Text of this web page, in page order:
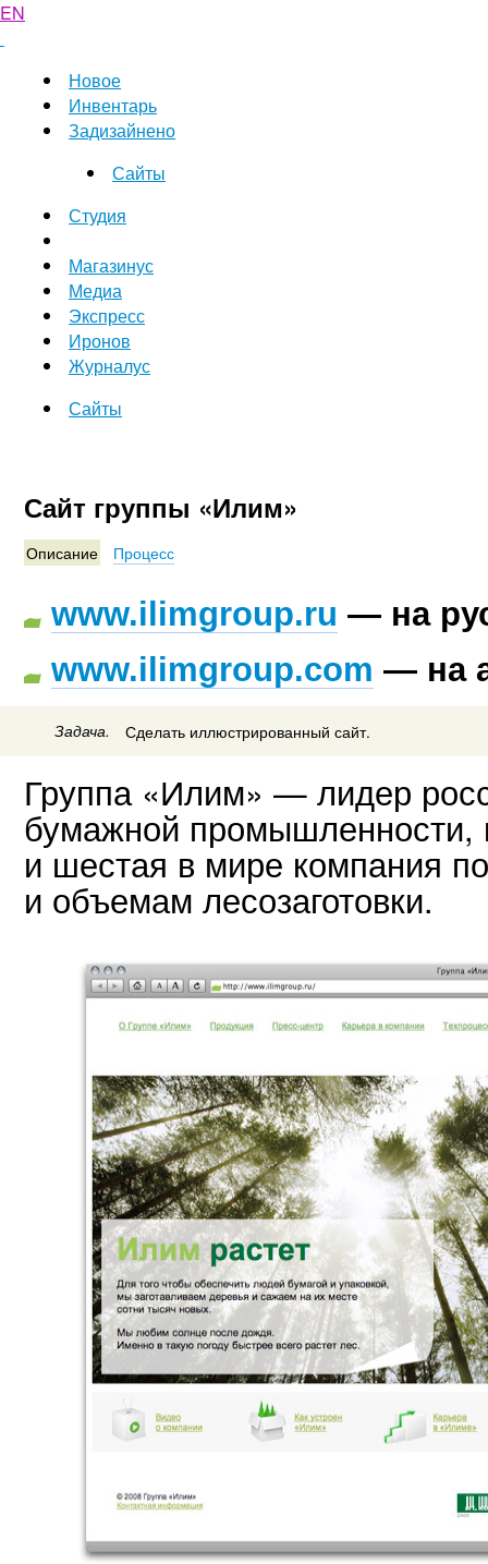
EN
Новое
Инвентарь
Задизайнено
Сайты
Студия
Магазинус
Медиа
Экспресс
Иронов
Журналус
Сайты
Сайт группы «Илим»
Описание Процесс
www.ilimgroup.ru — на
www.ilimgroup.com — на
Задача. Сделать иллюстрированный сайт.
Группа «Илим» — лидер
бумажной промышленности,
и шестая в мире компания
и объемам лесозаготовки.